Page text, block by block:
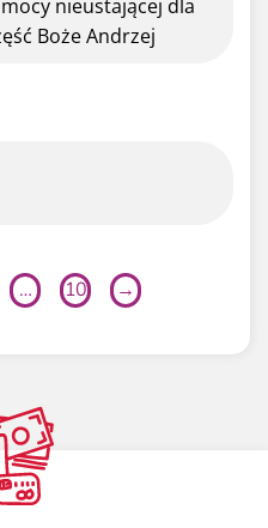
nieustającej dla
Boże Andrzej
… 10 →